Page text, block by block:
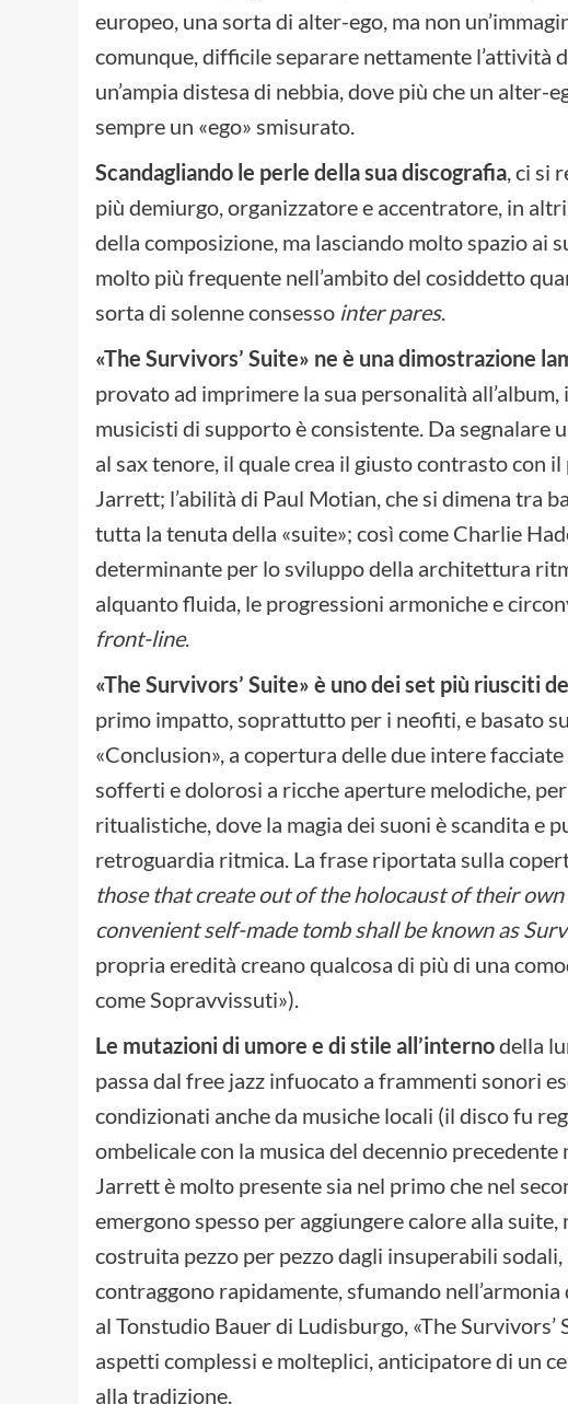
europeo, una sorta di alter-ego, ma non
comunque, difficile separare nettamente l’attività
un’ampia distesa di nebbia, dove più che un
sempre un «ego» smisurato.
Scandagliando le perle della sua discografia, ci si
più demiurgo, organizzatore e accentratore, in
della composizione, ma lasciando molto spazio ai
molto più frequente nell’ambito del cosiddetto
sorta di solenne consesso inter pares.
«The Survivors’ Suite» ne è una dimostrazione
provato ad imprimere la sua personalità
musicisti di supporto è consistente. Da segnalare
al sax tenore, il quale crea il giusto contrasto con
Jarrett; l’abilità di Paul Motian, che si dimena tra
tutta la tenuta della «suite»; così come Charlie
determinante per lo sviluppo della architettura
alquanto fluida, le progressioni armoniche e
front-line.
«The Survivors’ Suite» è uno dei set più riusciti
primo impatto, soprattutto per i neofiti, e basato
«Conclusion», a copertura delle due intere
sofferti e dolorosi a ricche aperture melodiche,
ritualistiche, dove la magia dei suoni è scandita e
retroguardia ritmica. La frase riportata sulla
those that create out of the holocaust of their
convenient self-made tomb shall be known as
propria eredità creano qualcosa di più di una
come Sopravvissuti»).
Le mutazioni di umore e di stile all’internodella
passa dal free jazz infuocato a frammenti sonori
condizionati anche da musiche locali (il disco fu
ombelicale con la musica del decennio
Jarrett è molto presente sia nel primo che nel
emergono spesso per aggiungere calore alla suite,
costruita pezzo per pezzo dagli insuperabili
contraggono rapidamente, sfumando
al Tonstudio Bauer di Ludisburgo, «The
aspetti complessi e molteplici, anticipatore di un
alla tradizione.